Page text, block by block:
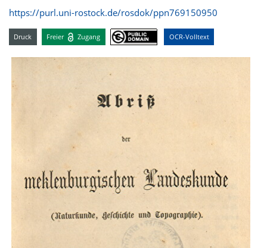
https://purl.uni-rostock.de/rosdok/ppn769150950
Druck Freier Zugang OCR-Volltext